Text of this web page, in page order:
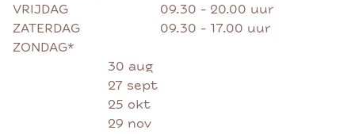
VRIJDAG
09.30 - 20.00 uur
ZATERDAG
09.30 - 17.00 uur
ZONDAG*
30 aug
27 sept
25 okt
29 nov